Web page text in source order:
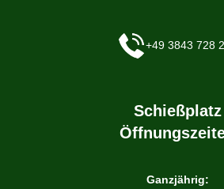
+49 3843 728
Schießplatz
Ganzjährig: